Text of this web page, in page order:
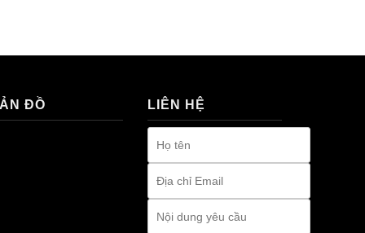
ĐỒ LIÊN HỆ